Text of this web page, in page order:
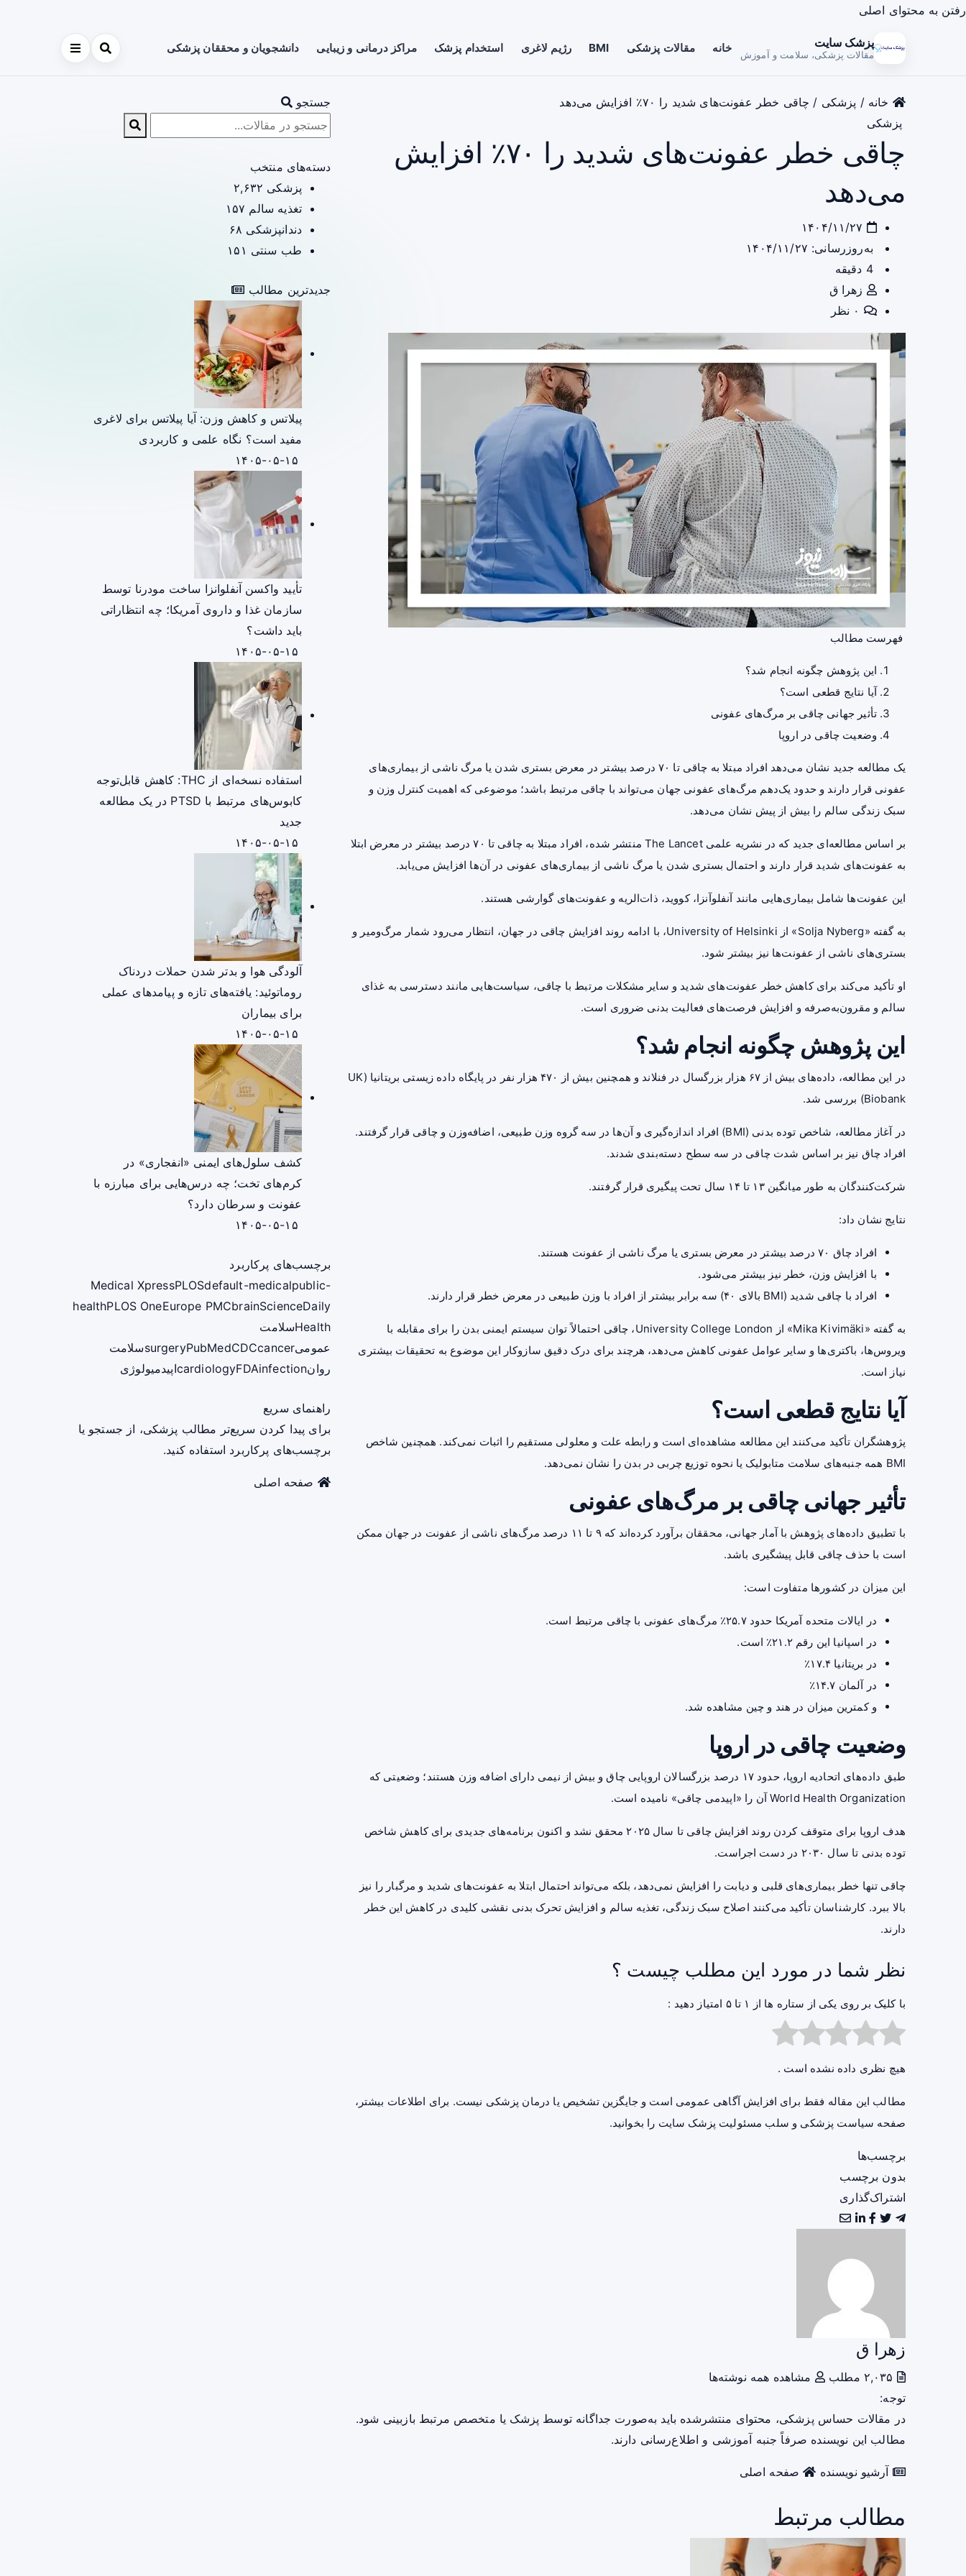
رفتن به محتوای اصلی
پزشک سایت
مقالات پزشکی، سلامت و آموزش خانه مقالات پزشکی BMI رژیم لاغری استخدام پزشک مراکز درمانی و زیبایی دانشجویان و محققان پزشکی
خانه / پزشکی / چاقی خطر عفونت‌های شدید را ۷۰٪ افزایش می‌دهد
پزشکی
چاقی خطر عفونت‌های شدید را ۷۰٪ افزایش
می‌دهد
به‌روزرسانی: ۱۴۰۴/۱۱/۲۷
4 دقیقه
زهرا ق
فهرست مطالب
این پژوهش چگونه انجام شد؟
آیا نتایج قطعی است؟
تأثیر جهانی چاقی بر مرگ‌های عفونی
وضعیت چاقی در اروپا
یک مطالعه جدید نشان می‌دهد افراد مبتلا به چاقی تا ۷۰ درصد بیشتر در معرض بستری شدن یا مرگ ناشی از بیماری‌های
عفونی قرار دارند و حدود یک‌دهم مرگ‌های عفونی جهان می‌تواند با چاقی مرتبط باشد؛ موضوعی که اهمیت کنترل وزن و
سبک زندگی سالم را بیش از پیش نشان می‌دهد.
بر اساس مطالعه‌ای جدید که در نشریه علمی The Lancet منتشر شده، افراد مبتلا به چاقی تا ۷۰ درصد بیشتر در معرض ابتلا
به عفونت‌های شدید قرار دارند و احتمال بستری شدن یا مرگ ناشی از بیماری‌های عفونی در آن‌ها افزایش می‌یابد.
این عفونت‌ها شامل بیماری‌هایی مانند آنفلوآنزا، کووید، ذات‌الریه و عفونت‌های گوارشی هستند.
به گفته «Solja Nyberg» از University of Helsinki، با ادامه روند افزایش چاقی در جهان، انتظار می‌رود شمار مرگ‌ومیر و
بستری‌های ناشی از عفونت‌ها نیز بیشتر شود.
او تأکید می‌کند برای کاهش خطر عفونت‌های شدید و سایر مشکلات مرتبط با چاقی، سیاست‌هایی مانند دسترسی به غذای
سالم و مقرون‌به‌صرفه و افزایش فرصت‌های فعالیت بدنی ضروری است.
این پژوهش چگونه انجام شد؟
در این مطالعه، داده‌های بیش از ۶۷ هزار بزرگسال در فنلاند و همچنین بیش از ۴۷۰ هزار نفر در پایگاه داده زیستی بریتانیا (UK
Biobank) بررسی شد.
در آغاز مطالعه، شاخص توده بدنی (BMI) افراد اندازه‌گیری و آن‌ها در سه گروه وزن طبیعی، اضافه‌وزن و چاقی قرار گرفتند.
افراد چاق نیز بر اساس شدت چاقی در سه سطح دسته‌بندی شدند.
شرکت‌کنندگان به طور میانگین ۱۳ تا ۱۴ سال تحت پیگیری قرار گرفتند.
نتایج نشان داد:
افراد چاق ۷۰ درصد بیشتر در معرض بستری یا مرگ ناشی از عفونت هستند.
با افزایش وزن، خطر نیز بیشتر می‌شود.
افراد با چاقی شدید (BMI بالای ۴۰) سه برابر بیشتر از افراد با وزن طبیعی در معرض خطر قرار دارند.
به گفته «Mika Kivimäki» از University College London، چاقی احتمالاً توان سیستم ایمنی بدن را برای مقابله با
ویروس‌ها، باکتری‌ها و سایر عوامل عفونی کاهش می‌دهد، هرچند برای درک دقیق سازوکار این موضوع به تحقیقات بیشتری
نیاز است.
آیا نتایج قطعی است؟
پژوهشگران تأکید می‌کنند این مطالعه مشاهده‌ای است و رابطه علت و معلولی مستقیم را اثبات نمی‌کند. همچنین شاخص
BMI همه جنبه‌های سلامت متابولیک یا نحوه توزیع چربی در بدن را نشان نمی‌دهد.
تأثیر جهانی چاقی بر مرگ‌های عفونی
با تطبیق داده‌های پژوهش با آمار جهانی، محققان برآورد کرده‌اند که ۹ تا ۱۱ درصد مرگ‌های ناشی از عفونت در جهان ممکن
است با حذف چاقی قابل پیشگیری باشد.
این میزان در کشورها متفاوت است:
در ایالات متحده آمریکا حدود ۲۵.۷٪ مرگ‌های عفونی با چاقی مرتبط است.
در اسپانیا این رقم ۲۱.۲٪ است.
در بریتانیا ۱۷.۴٪
در آلمان ۱۴.۷٪
و کمترین میزان در هند و چین مشاهده شد.
وضعیت چاقی در اروپا
طبق داده‌های اتحادیه اروپا، حدود ۱۷ درصد بزرگسالان اروپایی چاق و بیش از نیمی دارای اضافه وزن هستند؛ وضعیتی که
World Health Organization آن را «اپیدمی چاقی» نامیده است.
هدف اروپا برای متوقف کردن روند افزایش چاقی تا سال ۲۰۲۵ محقق نشد و اکنون برنامه‌های جدیدی برای کاهش شاخص
توده بدنی تا سال ۲۰۳۰ در دست اجراست.
چاقی تنها خطر بیماری‌های قلبی و دیابت را افزایش نمی‌دهد، بلکه می‌تواند احتمال ابتلا به عفونت‌های شدید و مرگبار را نیز
بالا ببرد. کارشناسان تأکید می‌کنند اصلاح سبک زندگی، تغذیه سالم و افزایش تحرک بدنی نقشی کلیدی در کاهش این خطر
دارند.
نظر شما در مورد این مطلب چیست ؟
با کلیک بر روی یکی از ستاره ها از ۱ تا ۵ امتیاز دهید :
هیچ نظری داده نشده است .
مطالب این مقاله فقط برای افزایش آگاهی عمومی است و جایگزین تشخیص یا درمان پزشکی نیست. برای اطلاعات بیشتر،
صفحه سیاست پزشکی و سلب مسئولیت پزشک سایت را بخوانید.
برچسب‌ها
بدون برچسب
اشتراک‌گذاری
زهرا ق
مشاهده همه نوشته‌ها
توجه:
در مقالات حساس پزشکی، محتوای منتشرشده باید به‌صورت جداگانه توسط پزشک یا متخصص مرتبط بازبینی شود.
مطالب این نویسنده صرفاً جنبه آموزشی و اطلاع‌رسانی دارند.
آرشیو نویسنده صفحه اصلی
مطالب مرتبط
جستجو
دسته‌های منتخب
پزشکی ۲,۶۳۲
تغذیه سالم ۱۵۷
دندانپزشکی ۶۸
طب سنتی ۱۵۱
جدیدترین مطالب
پیلاتس و کاهش وزن: آیا پیلاتس برای لاغری
مفید است؟ نگاه علمی و کاربردی
تأیید واکسن آنفلوانزا ساخت مودرنا توسط
سازمان غذا و داروی آمریکا؛ چه انتظاراتی
باید داشت؟
استفاده نسخه‌ای از THC: کاهش قابل‌توجه
کابوس‌های مرتبط با PTSD در یک مطالعه
جدید
آلودگی هوا و بدتر شدن حملات دردناک
روماتوئید: یافته‌های تازه و پیامدهای عملی
برای بیماران
کشف سلول‌های ایمنی «انفجاری» در
کرم‌های تخت؛ چه درس‌هایی برای مبارزه با
عفونت و سرطان دارد؟
برچسب‌های پرکاربرد
Medical XpressPLOSdefault-medicalpublic-
healthPLOS OneEurope PMCbrainScienceDaily
Healthسلامت
عمومی
surgeryPubMedCDCcancer
سلامت
روان
cardiologyFDAinfection اپیدمیولوژی
راهنمای سریع
برای پیدا کردن سریع‌تر مطالب پزشکی، از جستجو یا
برچسب‌های پرکاربرد استفاده کنید.
صفحه اصلی